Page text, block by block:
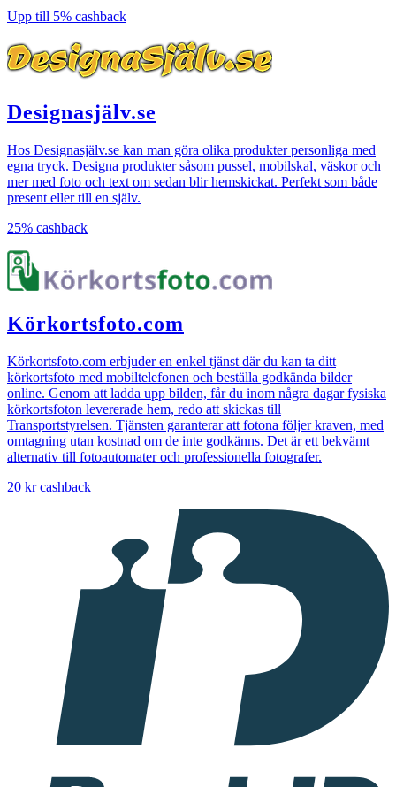
på
leende
unga
människor
små
blå
Upp till 5% cashback
Designasjälv.se
Hos Designasjälv.se kan man göra olika produkter personliga med
egna tryck. Designa produkter såsom pussel, mobilskal, väskor och
mer med foto och text om sedan blir hemskickat. Perfekt som både
present eller till en själv.
25% cashback
Körkortsfoto.com
Körkortsfoto.com erbjuder en enkel tjänst där du kan ta ditt
körkortsfoto med mobiltelefonen och beställa godkända bilder
online. Genom att ladda upp bilden, får du inom några dagar fysiska
körkortsfoton levererade hem, redo att skickas till
Transportstyrelsen. Tjänsten garanterar att fotona följer kraven, med
omtagning utan kostnad om de inte godkänns. Det är ett bekvämt
alternativ till fotoautomater och professionella fotografer.
20 krcashback